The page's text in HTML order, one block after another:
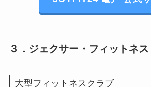
３．ジェクサー・フィットネ
大型フィットネスクラブ